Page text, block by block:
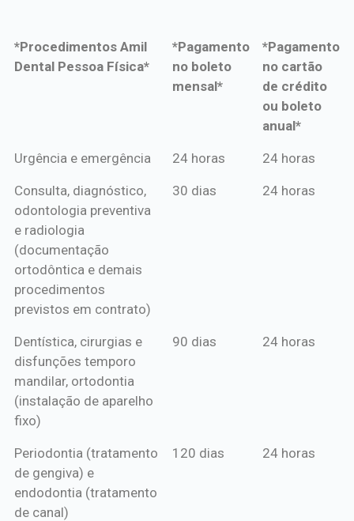
*Procedimentos Amil
Dental Pessoa Física*
*Pagamento
no boleto
mensal*
*Pagamento
no cartão
de crédito
ou boleto
anual*
*Procedimentos Amil
*Pagamento
mensal*
*Pagamento
de crédito
Urgência e emergência 24 horas 24 horas
Consulta, diagnóstico,
odontologia preventiva
e radiologia
(documentação
ortodôntica e demais
procedimentos
previstos em contrato)
30 dias 24 horas
Dentística, cirurgias e
disfunções temporo
mandilar, ortodontia
(instalação de aparelho
fixo)
90 dias 24 horas
Periodontia (tratamento
de gengiva) e
endodontia (tratamento
de canal)
120 dias 24 horas